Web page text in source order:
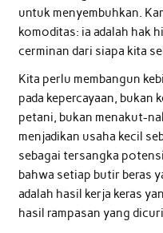
untuk menyembuhkan.
komoditas: ia adalah hak
cerminan dari siapa kita
Kita perlu membangun
pada kepercayaan, bukan
petani, bukan menakut-
menjadikan usaha kecil
sebagai tersangka
bahwa setiap butir beras
adalah hasil kerja keras
hasil rampasan yang